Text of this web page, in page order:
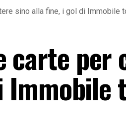
sino alla fine, i gol di Immobile
carte per